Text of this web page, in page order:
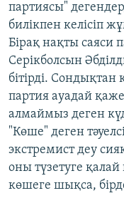
партиясы"
билікпен келісіп
Бірақ нақты саяси
Серікболсын
бітірді.
партия ауадай
алмаймыз деген
"Көше" деген
экстремист деу
оны түзетуге қалай
көшеге шықса,